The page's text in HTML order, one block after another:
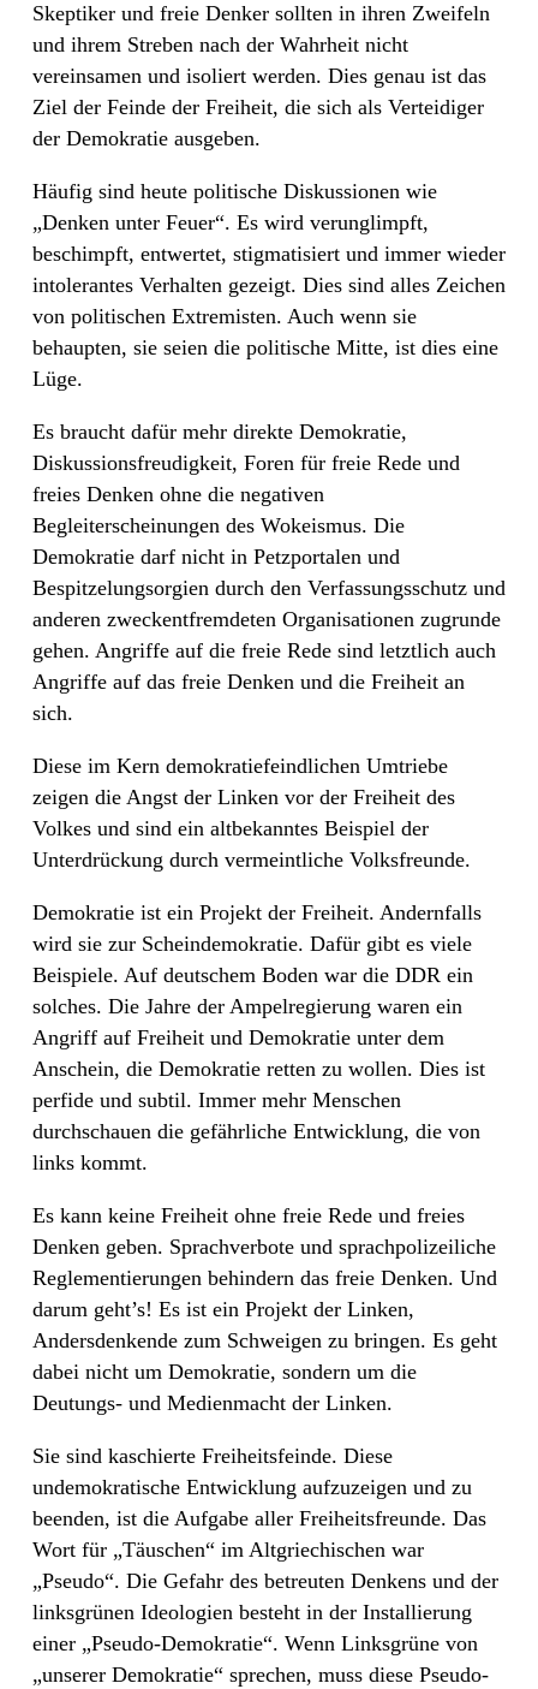
Skeptiker und freie Denker sollten in ihren Zweifeln
und ihrem Streben nach der Wahrheit nicht
vereinsamen und isoliert werden. Dies genau ist das
Ziel der Feinde der Freiheit, die sich als Verteidiger
der Demokratie ausgeben.
Häufig sind heute politische Diskussionen wie
„Denken unter Feuer“. Es wird verunglimpft,
beschimpft, entwertet, stigmatisiert und immer wieder
intolerantes Verhalten gezeigt. Dies sind alles Zeichen
von politischen Extremisten. Auch wenn sie
behaupten, sie seien die politische Mitte, ist dies eine
Lüge.
Es braucht dafür mehr direkte Demokratie,
Diskussionsfreudigkeit, Foren für freie Rede und
freies Denken ohne die negativen
Begleiterscheinungen des Wokeismus. Die
Demokratie darf nicht in Petzportalen und
Bespitzelungsorgien durch den Verfassungsschutz und
anderen zweckentfremdeten Organisationen zugrunde
gehen. Angriffe auf die freie Rede sind letztlich auch
Angriffe auf das freie Denken und die Freiheit an
sich.
Diese im Kern demokratiefeindlichen Umtriebe
zeigen die Angst der Linken vor der Freiheit des
Volkes und sind ein altbekanntes Beispiel der
Unterdrückung durch vermeintliche Volksfreunde.
Demokratie ist ein Projekt der Freiheit. Andernfalls
wird sie zur Scheindemokratie. Dafür gibt es viele
Beispiele. Auf deutschem Boden war die DDR ein
solches. Die Jahre der Ampelregierung waren ein
Angriff auf Freiheit und Demokratie unter dem
Anschein, die Demokratie retten zu wollen. Dies ist
perfide und subtil. Immer mehr Menschen
durchschauen die gefährliche Entwicklung, die von
links kommt.
Es kann keine Freiheit ohne freie Rede und freies
Denken geben. Sprachverbote und sprachpolizeiliche
Reglementierungen behindern das freie Denken. Und
darum geht’s! Es ist ein Projekt der Linken,
Andersdenkende zum Schweigen zu bringen. Es geht
dabei nicht um Demokratie, sondern um die
Deutungs- und Medienmacht der Linken.
Sie sind kaschierte Freiheitsfeinde. Diese
undemokratische Entwicklung aufzuzeigen und zu
beenden, ist die Aufgabe aller Freiheitsfreunde. Das
Wort für „Täuschen“ im Altgriechischen war
„Pseudo“. Die Gefahr des betreuten Denkens und der
linksgrünen Ideologien besteht in der Installierung
einer „Pseudo-Demokratie“. Wenn Linksgrüne von
„unserer Demokratie“ sprechen, muss diese Pseudo-